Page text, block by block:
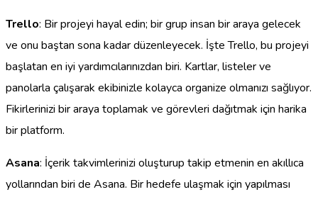
Trello: Bir projeyi hayal edin; bir grup insan bir araya gelecek
ve onu baştan sona kadar düzenleyecek. İşte Trello, bu projeyi
başlatan en iyi yardımcılarınızdan biri. Kartlar, listeler ve
panolarla çalışarak ekibinizle kolayca organize olmanızı sağlıyor.
Fikirlerinizi bir araya toplamak ve görevleri dağıtmak için harika
bir platform.
Asana: İçerik takvimlerinizi oluşturup takip etmenin en akıllıca
yollarından biri de Asana. Bir hedefe ulaşmak için yapılması